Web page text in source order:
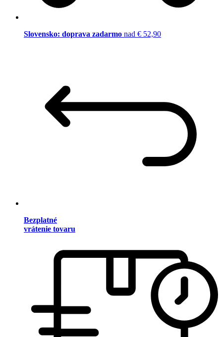
Slovensko: doprava zadarmo nad € 52,90
Bezplatné
vrátenie tovaru